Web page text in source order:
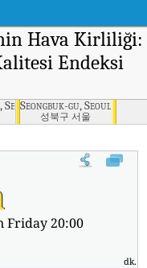
Hava Kirliliği:
Endeksi
SeoulSeongbuk-gu, Seoul
성북구 서울
Cheongryang-ri, Seoul'nin
Friday 20:00
dk.